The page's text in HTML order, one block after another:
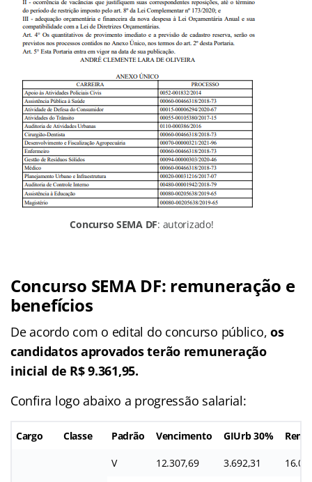
Concurso SEMA DF: autorizado!
Concurso SEMA DF: remuneração e
benefícios
De acordo com o edital do concurso público,os
candidatos aprovados terão remuneração
inicial de R$ 9.361,95.
Confira logo abaixo a progressão salarial:
Cargo Classe Padrão Vencimento GIUrb30%
V 12.307,69 3.692,31